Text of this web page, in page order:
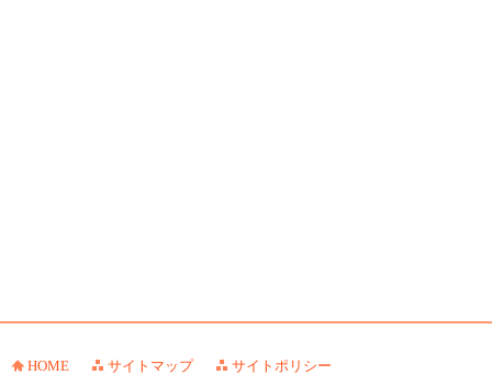
HOME サイトマップ サイトポリシー